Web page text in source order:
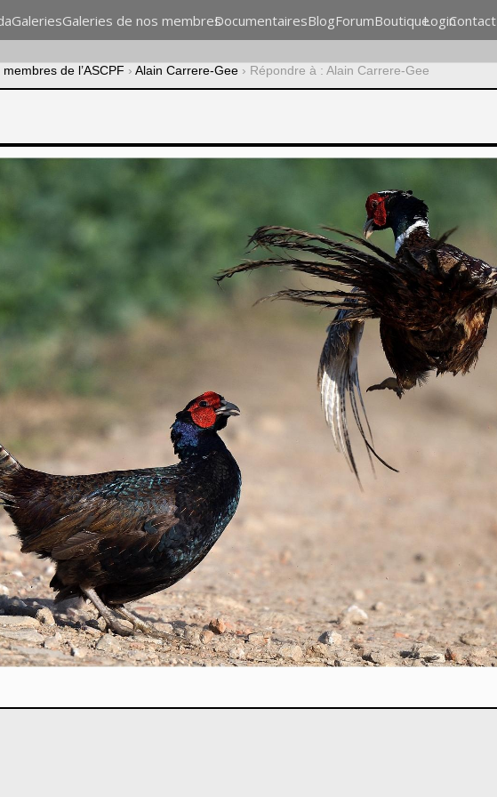
GaleriesGaleries de nos membresDocumentairesBlogForumBoutiqueLoginContact
de l’ASCPF › Alain Carrere-Gee › Répondre à : Alain Carrere-Gee